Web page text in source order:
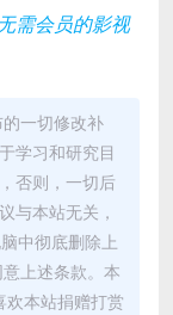
需会员的影视
一切修改补
学习和研究目
否则，一切后
与本站无关，
中彻底删除上
上述条款。本
欢本站捐赠打赏